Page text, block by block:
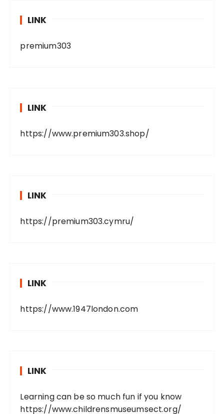
LINK
premium303
LINK
https://www.premium303.shop/
LINK
https://premium303.cymru/
LINK
https://www.1947london.com
LINK
Learning can be so much fun if you know
https://www.childrensmuseumsect.org/